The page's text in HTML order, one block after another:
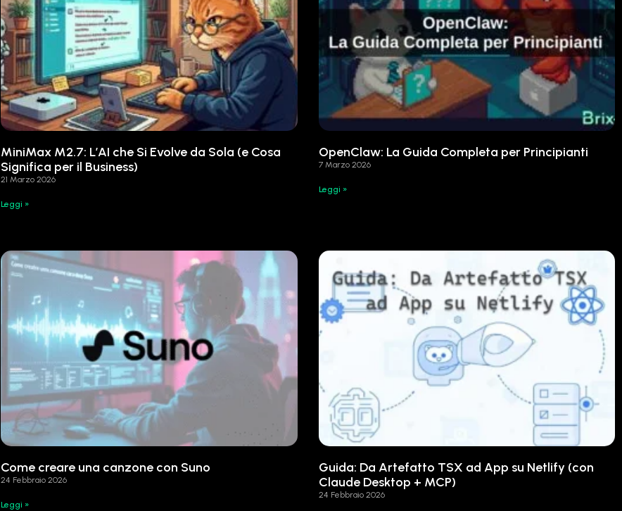
MiniMax M2.7: L’AI che Si Evolve da Sola (e Cosa
Significa per il Business)
21 Marzo 2026
Leggi »
OpenClaw: La Guida Completa per Principianti
7 Marzo 2026
Leggi »
Come creare una canzone con Suno
24 Febbraio 2026
Leggi »
Guida: Da Artefatto TSX ad App su Netlify (con
Claude Desktop + MCP)
24 Febbraio 2026